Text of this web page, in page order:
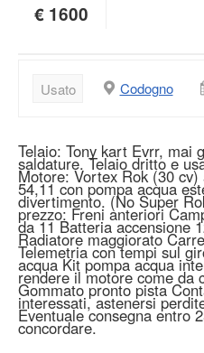
€ 1600
Usato Codogno
Telaio: Tony kart Evrr, mai
saldature. Telaio dritto e
Motore: Vortex Rok (30
54,11 con pompa acqua
divertimento. (No Super
prezzo: Freni anteriori
da 11 Batteria accensione
Radiatore maggiorato
Telemetria con tempi sul
acqua Kit pompa acqua
rendere il motore come da
Gommato pronto pista
interessati, astenersi
Eventuale consegna entro
concordare.